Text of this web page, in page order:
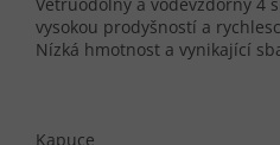
vysokou prodyšností a
Nízká hmotnost a vynikající
Kapuce